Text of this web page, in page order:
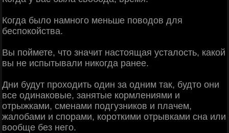
Когда было намного меньше поводов для
беспокойства.
Вы поймете, что значит настоящая усталость, какой
вы не испытывали никогда ранее.
Дни будут проходить один за одним так, будто они
все одинаковые, занятые кормлениями и
отрыжками, сменами подгузников и плачем,
жалобами и спорами, короткими отрывками сна или
вообще без него.